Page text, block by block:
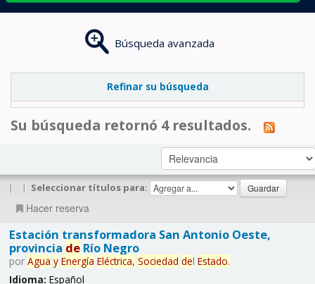
Búsqueda avanzada
Refinar su búsqueda
Su búsqueda retornó 4 resultados.
| | Seleccionar títulos para:
Hacer reserva
Estación transformadora San Antonio Oeste,
provincia deRío Negro
por Agua y Energía Eléctrica, Sociedad del Estado.
Idioma: Español